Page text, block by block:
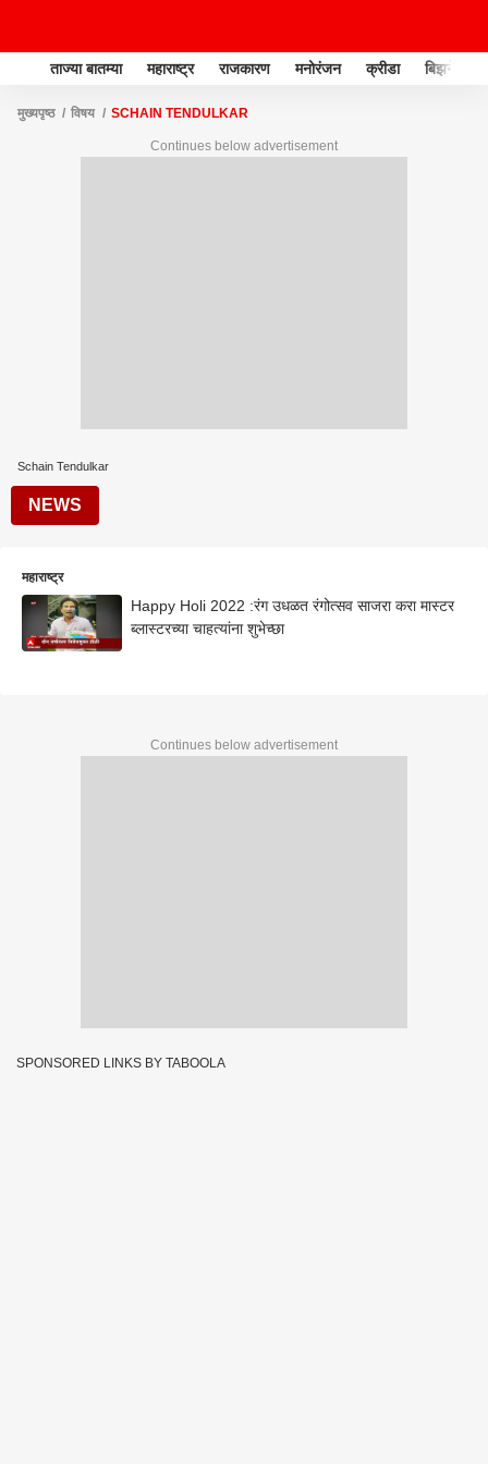
ताज्या बातम्या महाराष्ट्र राजकारण मनोरंजन क्रीडा बिझनेस
मुख्यपृष्ठ विषय SCHAIN TENDULKAR
Continues below advertisement
Schain Tendulkar
NEWS
महाराष्ट्र
Happy Holi 2022 :रंग उधळत रंगोत्सव साजरा करा मास्टर
ब्लास्टरच्या चाहत्यांना शुभेच्छा
Continues below advertisement
SPONSORED LINKS BY TABOOLA